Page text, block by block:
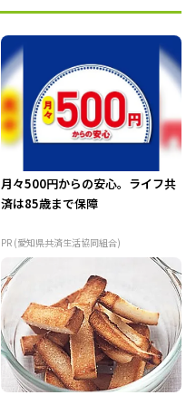
月々500円からの安心。ライフ共
済は85歳まで保障
PR (愛知県共済生活協同組合)